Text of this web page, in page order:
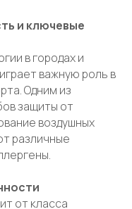
и ключевые
в городах и
важную роль в
Одним из
защиты от
воздушных
различные
от класса